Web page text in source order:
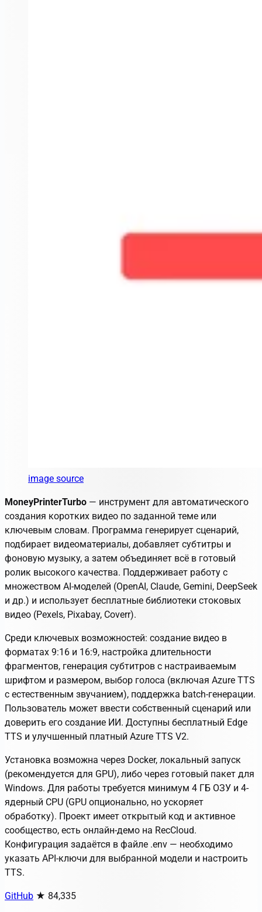
image source
MoneyPrinterTurbo — инструмент для автоматического
создания коротких видео по заданной теме или
ключевым словам. Программа генерирует сценарий,
подбирает видеоматериалы, добавляет субтитры и
фоновую музыку, а затем объединяет всё в готовый
ролик высокого качества. Поддерживает работу с
множеством AI-моделей (OpenAI, Claude, Gemini, DeepSeek
и др.) и использует бесплатные библиотеки стоковых
видео (Pexels, Pixabay, Coverr).
Среди ключевых возможностей: создание видео в
форматах 9:16 и 16:9, настройка длительности
фрагментов, генерация субтитров с настраиваемым
шрифтом и размером, выбор голоса (включая Azure TTS
с естественным звучанием), поддержка batch-генерации.
Пользователь может ввести собственный сценарий или
доверить его создание ИИ. Доступны бесплатный Edge
TTS и улучшенный платный Azure TTS V2.
Установка возможна через Docker, локальный запуск
(рекомендуется для GPU), либо через готовый пакет для
Windows. Для работы требуется минимум 4 ГБ ОЗУ и 4-
ядерный CPU (GPU опционально, но ускоряет
обработку). Проект имеет открытый код и активное
сообщество, есть онлайн-демо на RecCloud.
Конфигурация задаётся в файле .env — необходимо
указать API-ключи для выбранной модели и настроить
TTS.
GitHub ★ 84,335